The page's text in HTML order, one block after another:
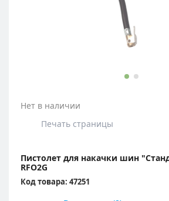
Нет в наличии
Печать страницы
Пистолет для накачки шин
RFO2G
Код товара: 47251